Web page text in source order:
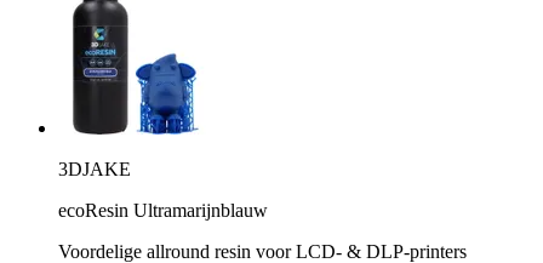
3DJAKE
ecoResin Ultramarijnblauw
Voordelige allround resin voor LCD- & DLP-printers